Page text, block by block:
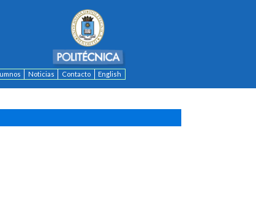
Noticias Contacto English